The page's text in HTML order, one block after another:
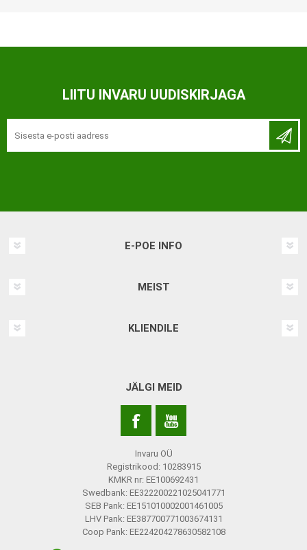
LIITU INVARU UUDISKIRJAGA
E-POE INFO
MEIST
KLIENDILE
JÄLGI MEID
Invaru OÜ
Registrikood: 10283915
KMKR nr: EE100692431
Swedbank: EE322200221025041771
SEB Pank: EE151010002001461005
LHV Pank: EE387700771003674131
Coop Pank: EE224204278630582108